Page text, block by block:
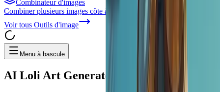
Combinateur d'images
Combiner plusieurs images côte à côte ou empilées
Voir tous Outils d'image
Menu à bascule
AI Loli Art Generator